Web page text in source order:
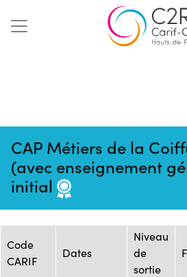
Aller
au
CAP Métiers de la
(avec enseignement
initial
Mise à jour :
13/10/2025
Formation :
1615770
Session de formation
Code
CARIF
Dates
Niveau
de
sortie